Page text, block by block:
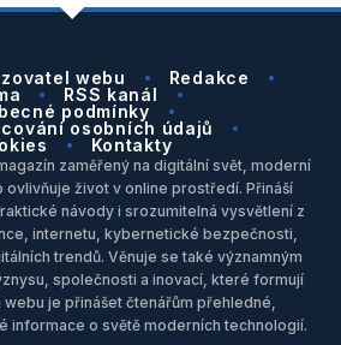
webu
Redakce
RSS kanál
podmínky
osobních údajů
Kontakty
zaměřený na digitální svět, moderní
ovlivňuje život v online prostředí. Přináší
návody i srozumitelná vysvětlení z
internetu, kybernetické bezpečnosti,
trendů. Věnuje se také významným
společnosti a inovací, které formují
je přinášet čtenářům přehledné,
informace o světě moderních technologií.